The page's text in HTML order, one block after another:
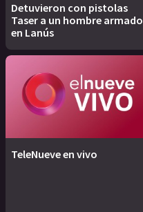
Detuvieron con pistolas
Taser a un hombre armado
en Lanús
TeleNueve en vivo